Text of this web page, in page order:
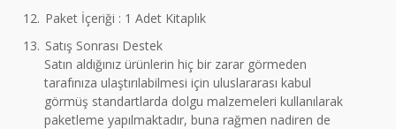
12. Paket İçeriği : 1 Adet Kitaplık
13. Satış Sonrası Destek
Satın aldığınız ürünlerin hiç bir zarar görmeden
tarafınıza ulaştırılabilmesi için uluslararası kabul
görmüş standartlarda dolgu malzemeleri kullanılarak
paketleme yapılmaktadır, buna rağmen nadiren de